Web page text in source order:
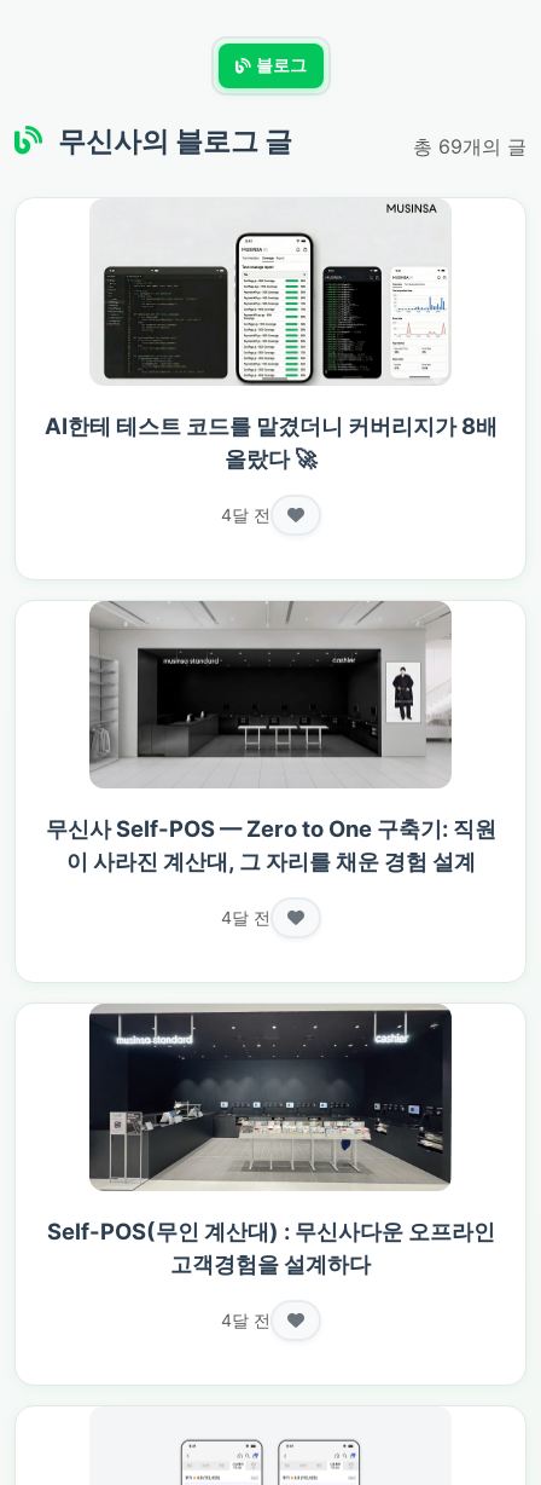
블로그
무신사의 블로그 글 총 69개의 글
AI한테 테스트 코드를 맡겼더니 커버리지가 8배
올랐다 🚀
4달 전
무신사 Self-POS — Zero to One 구축기: 직원
이 사라진 계산대, 그 자리를 채운 경험 설계
4달 전
Self-POS(무인 계산대) : 무신사다운 오프라인
고객경험을 설계하다
4달 전